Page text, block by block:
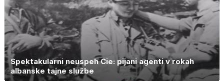
Spektakularni neuspeh Cie: pijani agenti v rokah
albanske tajne službe